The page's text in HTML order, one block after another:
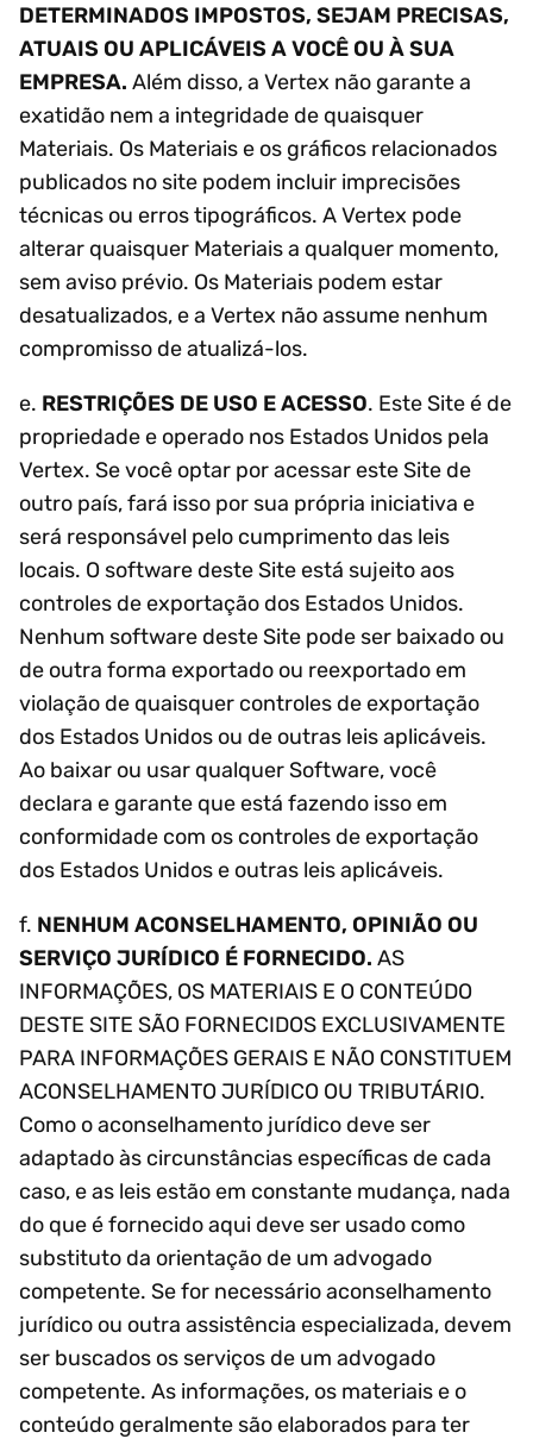
DETERMINADOS IMPOSTOS, SEJAM PRECISAS,
ATUAIS OU APLICÁVEIS A VOCÊ OU À SUA
EMPRESA. Além disso, a Vertex não garante a
exatidão nem a integridade de quaisquer
Materiais. Os Materiais e os gráficos relacionados
publicados no site podem incluir imprecisões
técnicas ou erros tipográficos. A Vertex pode
alterar quaisquer Materiais a qualquer momento,
sem aviso prévio. Os Materiais podem estar
desatualizados, e a Vertex não assume nenhum
compromisso de atualizá-los.
e. RESTRIÇÕES DE USO E ACESSO. Este Site é de
propriedade e operado nos Estados Unidos pela
Vertex. Se você optar por acessar este Site de
outro país, fará isso por sua própria iniciativa e
será responsável pelo cumprimento das leis
locais. O software deste Site está sujeito aos
controles de exportação dos Estados Unidos.
Nenhum software deste Site pode ser baixado ou
de outra forma exportado ou reexportado em
violação de quaisquer controles de exportação
dos Estados Unidos ou de outras leis aplicáveis.
Ao baixar ou usar qualquer Software, você
declara e garante que está fazendo isso em
conformidade com os controles de exportação
dos Estados Unidos e outras leis aplicáveis.
f. NENHUM ACONSELHAMENTO, OPINIÃO OU
SERVIÇO JURÍDICO É FORNECIDO. AS
INFORMAÇÕES, OS MATERIAIS E O CONTEÚDO
DESTE SITE SÃO FORNECIDOS EXCLUSIVAMENTE
PARA INFORMAÇÕES GERAIS E NÃO CONSTITUEM
ACONSELHAMENTO JURÍDICO OU TRIBUTÁRIO.
Como o aconselhamento jurídico deve ser
adaptado às circunstâncias específicas de cada
caso, e as leis estão em constante mudança, nada
do que é fornecido aqui deve ser usado como
substituto da orientação de um advogado
competente. Se for necessário aconselhamento
jurídico ou outra assistência especializada, devem
ser buscados os serviços de um advogado
competente. As informações, os materiais e o
conteúdo geralmente são elaborados para ter